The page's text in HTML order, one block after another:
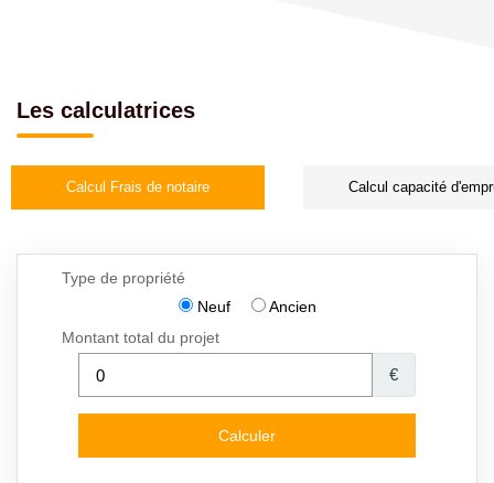
Les calculatrices
Calcul Frais de notaire Calcul capacité